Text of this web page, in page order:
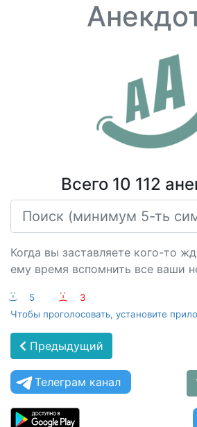
Всего 10 112
Когда вы заставляете кого-то
ему время вспомнить все ваши
:-) 5 :-(
3
Чтобы проголосовать, установите
Предыдущий
Телеграм канал